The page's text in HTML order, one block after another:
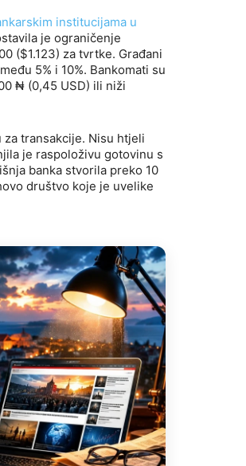
institucijama u
je ograničenje
($1.123) za tvrtke. Građani
5% i 10%. Bankomati su
₦ (0,45 USD) ili niži
transakcije. Nisu htjeli
je raspoloživu gotovinu s
banka stvorila preko 10
društvo koje je uvelike